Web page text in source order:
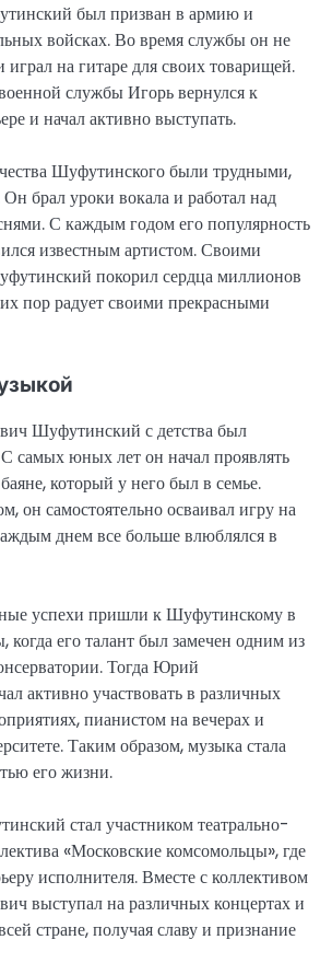
был призван в армию и
войсках. Во время службы он не
играл на гитаре для своих товарищей.
службы Игорь вернулся к
и начал активно выступать.
Шуфутинского были трудными,
Он брал уроки вокала и работал над
С каждым годом его популярность
известным артистом. Своими
покорил сердца миллионов
пор радует своими прекрасными
Шуфутинский с детства был
самых юных лет он начал проявлять
который у него был в семье.
он самостоятельно осваивал игру на
днем все больше влюблялся в
успехи пришли к Шуфутинскому в
когда его талант был замечен одним из
Тогда Юрий
активно участвовать в различных
пианистом на вечерах и
Таким образом, музыка стала
его жизни.
стал участником театрально-
«Московские комсомольцы», где
исполнителя. Вместе с коллективом
выступал на различных концертах и
стране, получая славу и признание